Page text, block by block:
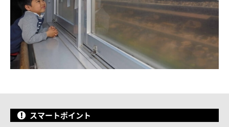
スマートポイント